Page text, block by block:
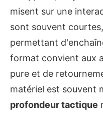
misent sur une
sont souvent
permettant
format convient aux
pure et de
matériel est souvent
profondeur tactique